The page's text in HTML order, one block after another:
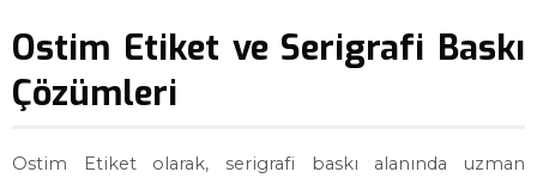
Ostim Etiket ve Serigrafi Baskı
Çözümleri
Ostim Etiket olarak, serigrafi baskı alanında uzman